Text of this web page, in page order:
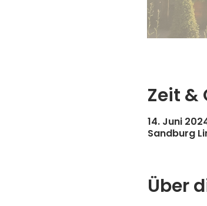
Zeit &
14. Juni
Sandburg
Über